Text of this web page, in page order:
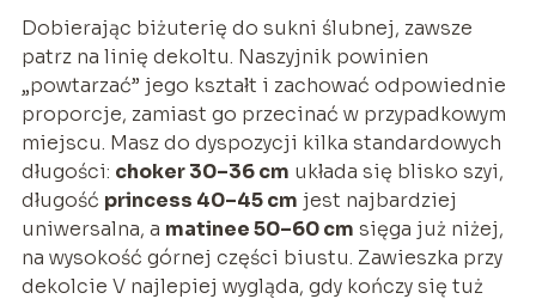
Dobierając biżuterię do sukni ślubnej, zawsze
patrz na linię dekoltu. Naszyjnik powinien
„powtarzać” jego kształt i zachować odpowiednie
proporcje, zamiast go przecinać w przypadkowym
miejscu. Masz do dyspozycji kilka standardowych
długości: choker 30–36 cm układa się blisko szyi,
długość princess 40–45 cm jest najbardziej
uniwersalna, a matinee 50–60 cm sięga już niżej,
na wysokość górnej części biustu. Zawieszka przy
dekolcie V najlepiej wygląda, gdy kończy się tuż